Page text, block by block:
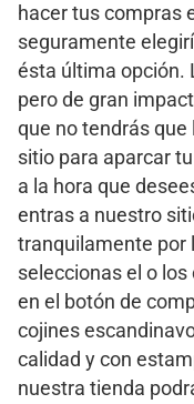
hacer tus compras
seguramente
ésta última opción.
pero de gran
que no tendrás que
sitio para aparcar
a la hora que
entras a nuestro
tranquilamente por
seleccionas el o
en el botón de
cojines
calidad y con
nuestra tienda